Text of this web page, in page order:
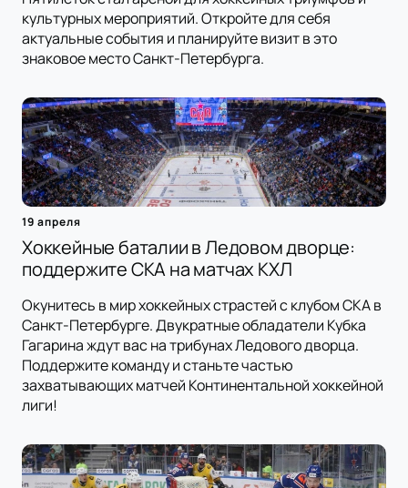
культурных мероприятий. Откройте для себя
актуальные события и планируйте визит в это
знаковое место Санкт-Петербурга.
19 апреля
Хоккейные баталии в Ледовом дворце:
поддержите СКА на матчах КХЛ
Окунитесь в мир хоккейных страстей с клубом СКА в
Санкт-Петербурге. Двукратные обладатели Кубка
Гагарина ждут вас на трибунах Ледового дворца.
Поддержите команду и станьте частью
захватывающих матчей Континентальной хоккейной
лиги!